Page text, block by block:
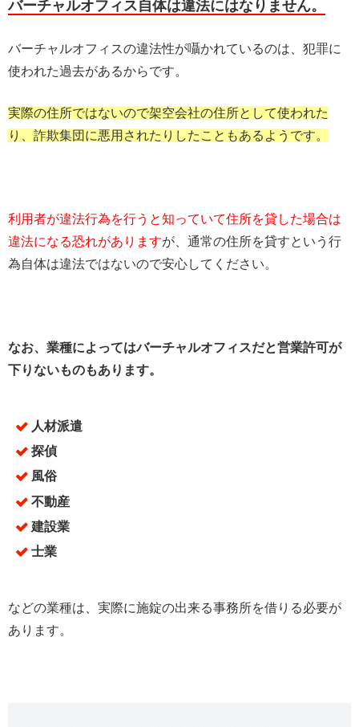
バーチャルオフィス自体は違法にはなりません。
バーチャルオフィスの違法性が囁かれているのは、犯罪に
使われた過去があるからです。
実際の住所ではないので架空会社の住所として使われた
り、詐欺集団に悪用されたりしたこともあるようです。
利用者が違法行為を行うと知っていて住所を貸した場合は
違法になる恐れがありますが、通常の住所を貸すという行
為自体は違法ではないので安心してください。
なお、業種によってはバーチャルオフィスだと営業許可が
下りないものもあります。
人材派遣
探偵
風俗
不動産
建設業
士業
などの業種は、実際に施錠の出来る事務所を借りる必要が
あります。